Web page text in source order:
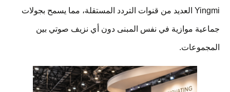
Yingmi العديد من قنوات التردد المستقلة، مما يسمح بجولات
جماعية موازية في نفس المبنى دون أي نزيف صوتي بين
المجموعات.